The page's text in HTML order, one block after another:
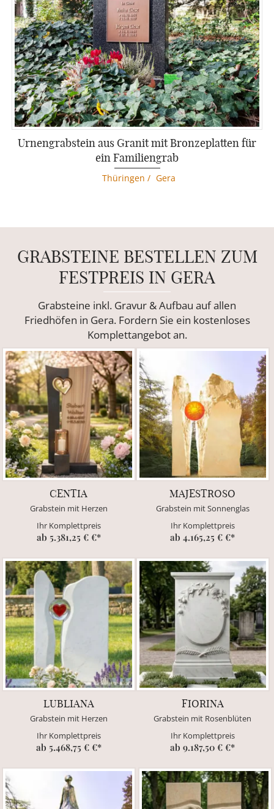
Urnengrabstein aus Granit mit Bronzeplatten für
ein Familiengrab
Thüringen / Gera
GRABSTEINE BESTELLEN ZUM
FESTPREIS IN GERA
Grabsteine inkl. Gravur & Aufbau auf allen
Friedhöfen in Gera. Fordern Sie ein kostenloses
Komplettangebot an.
CENTIA
Grabstein mit Herzen
Ihr Komplettpreis
ab 5.381,25 € €*
MAJESTROSO
Grabstein mit Sonnenglas
Ihr Komplettpreis
ab 4.165,25 € €*
LUBLIANA
Grabstein mit Herzen
Ihr Komplettpreis
ab 5.468,75 € €*
FIORINA
Grabstein mit Rosenblüten
Ihr Komplettpreis
ab 9.187,50 € €*